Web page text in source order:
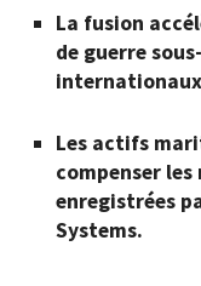
La fusion
de guerre
Les actifs
compenser
enregistrées
Systems.